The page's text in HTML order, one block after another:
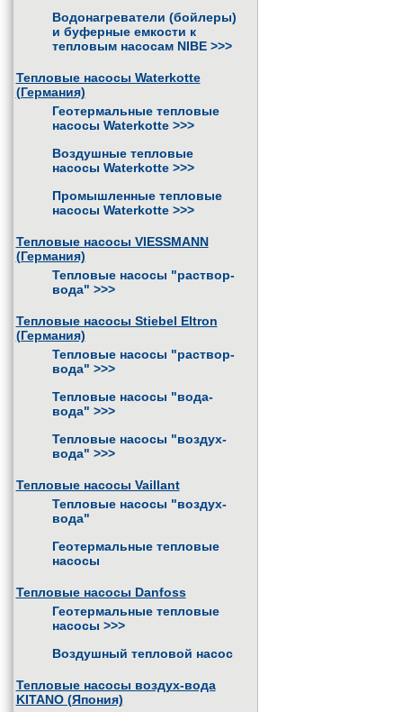
Водонагреватели (бойлеры)
и буферные емкости к
тепловым насосам NIBE >>>
Тепловые насосы Waterkotte
(Германия)
Геотермальные тепловые
насосы Waterkotte >>>
Воздушные тепловые
насосы Waterkotte >>>
Промышленные тепловые
насосы Waterkotte >>>
Тепловые насосы VIESSMANN
(Германия)
Тепловые насосы "раствор-
вода" >>>
Тепловые насосы Stiebel Eltron
(Германия)
Тепловые насосы "раствор-
вода" >>>
Тепловые насосы "вода-
вода" >>>
Тепловые насосы "воздух-
вода" >>>
Тепловые насосы Vaillant
Тепловые насосы "воздух-
вода"
Геотермальные тепловые
насосы
Тепловые насосы Danfoss
Геотермальные тепловые
насосы >>>
Воздушный тепловой насос
Тепловые насосы воздух-вода
KITANO (Япония)